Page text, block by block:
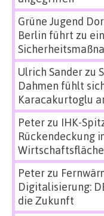
Grüne Jugend
Berlin führt zu
Ulrich Sanderzu
Dahmen fühlt
Karacakurtoglu
Peterzu IHK-
Rückendeckung
Peterzu
Digitalisierung:
die Zukunft